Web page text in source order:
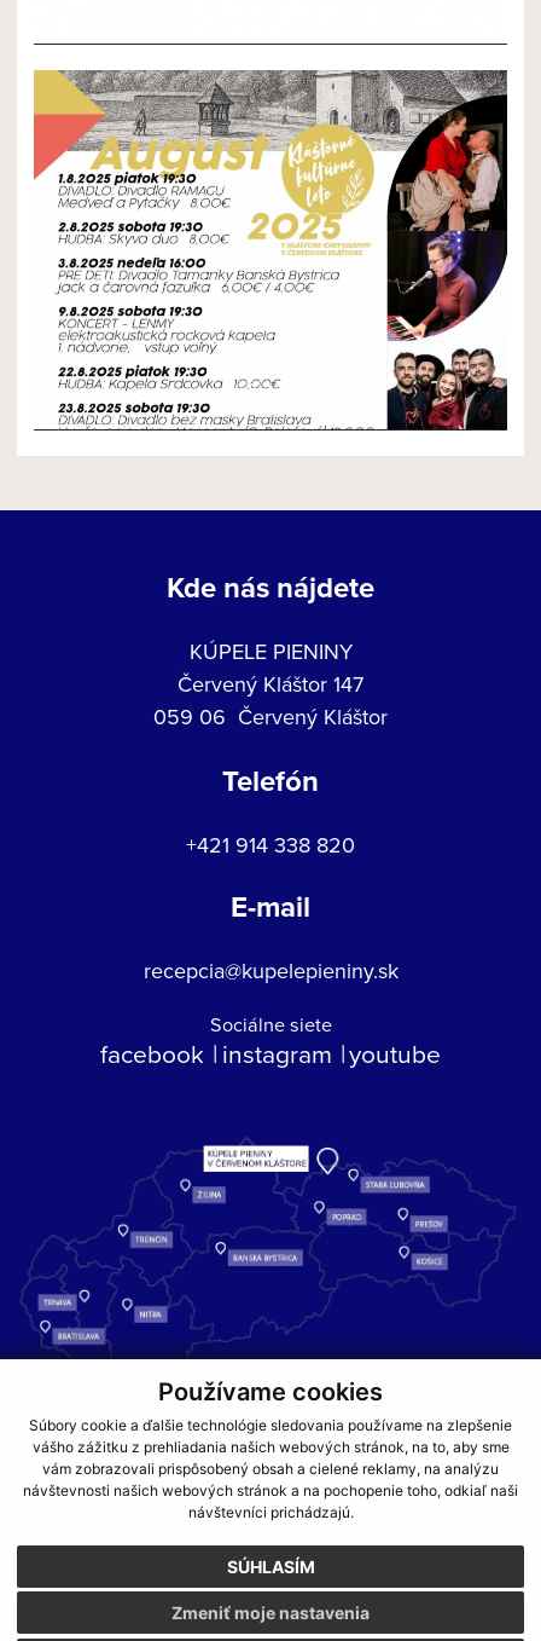
Používame cookies
Súbory cookie a ďalšie technológie sledovania používame na zlepšenie
vášho zážitku z prehliadania našich webových stránok, na to, aby sme
vám zobrazovali prispôsobený obsah a cielené reklamy, na analýzu
návštevnosti našich webových stránok a na pochopenie toho, odkiaľ naši
návštevníci prichádzajú.
SÚHLASÍM
Zmeniť moje nastavenia
NOVÝ ČLÁNOK
Kde nás nájdete
KÚPELE PIENINY
Červený Kláštor 147
059 06 Červený Kláštor
Telefón
+421 914 338 820
E-mail
recepcia@kupelepieniny.sk
Sociálne siete
facebook instagram youtube
Kúpele Pieniny – miesto, kde sa príroda stretáva s liečivou silou
vody a oddychom pre telo aj dušu.
GDPR COOKIES PARTNERI
JEDÁLNY LÍSTOK
CENNÍKY
NA ZAČIATOK STRÁNKY
WEBDESIGN WEBEX.DIGITAL